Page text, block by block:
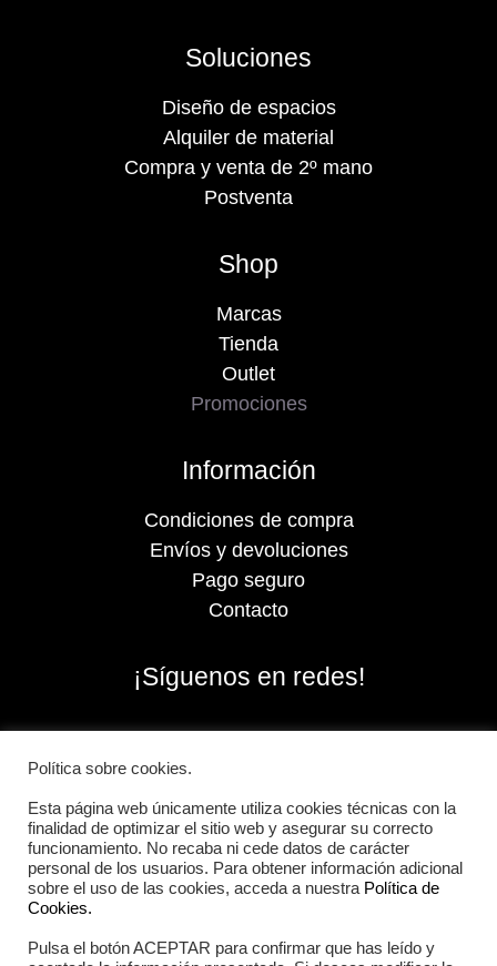
Soluciones
Diseño de espacios
Alquiler de material
Compra y venta de 2º mano
Postventa
Shop
Marcas
Tienda
Outlet
Promociones
Información
Condiciones de compra
Envíos y devoluciones
Pago seguro
Contacto
¡Síguenos en redes!
2026 Iberian Sportech © Todos los derechos
Política sobre cookies.
Esta página web únicamente utiliza cookies técnicas con la
finalidad de optimizar el sitio web y asegurar su correcto
funcionamiento. No recaba ni cede datos de carácter
personal de los usuarios. Para obtener información adicional
sobre el uso de las cookies, acceda a nuestra Política de
Cookies.
Pulsa el botón ACEPTAR para confirmar que has leído y